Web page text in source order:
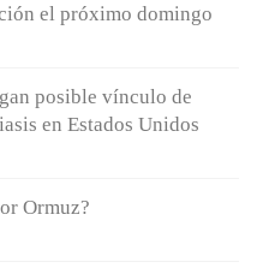
el próximo domingo
posible vínculo de
en Estados Unidos
Ormuz?